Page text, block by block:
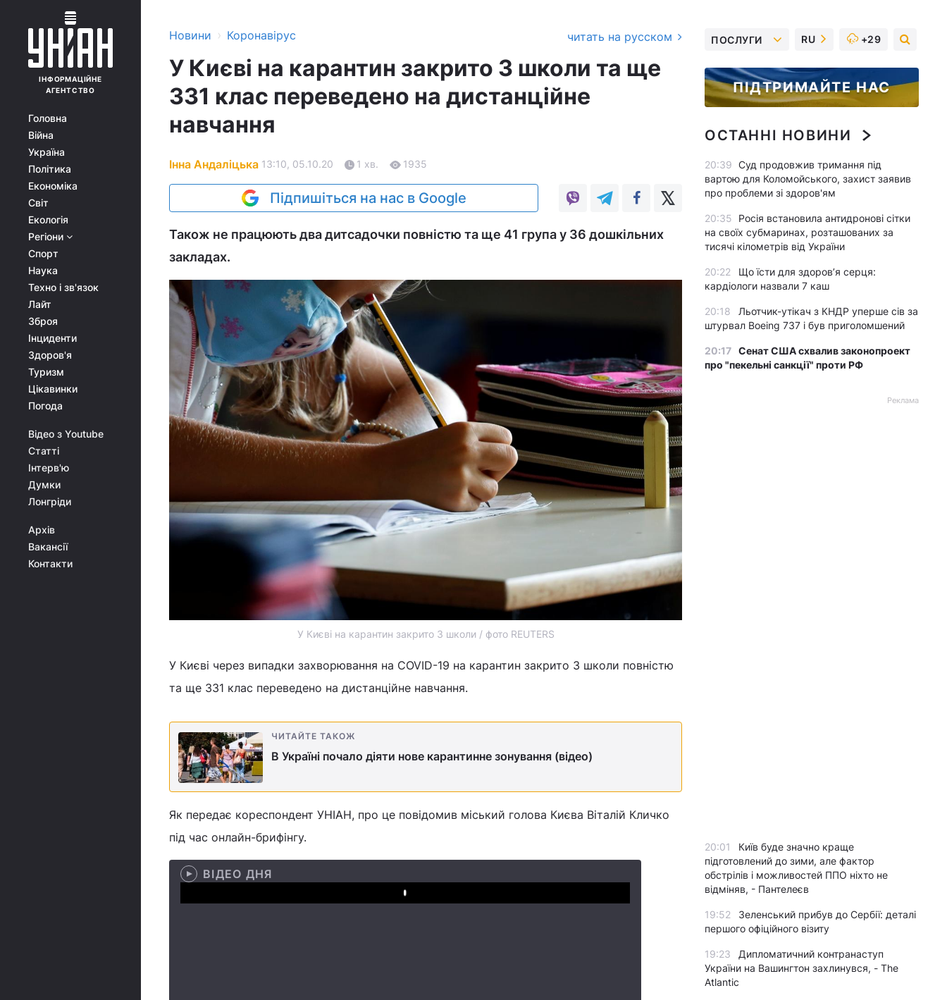
ІНФОРМАЦІЙНЕ
АГЕНТСТВО
Головна
Війна
Україна
Політика
Економіка
Світ
Екологія
Регіони
Спорт
Наука
Техно і зв'язок
Лайт
Зброя
Інциденти
Здоров'я
Туризм
Цікавинки
Погода
Відео з Youtube
Статті
Інтерв'ю
Думки
Лонгріди
Архів
Вакансії
Контакти
Новини › Коронавірус читать на русском
У Києві на карантин закрито 3 школи та ще
331 клас переведено на дистанційне
навчання
Інна Андаліцька 13:10, 05.10.20 1 хв. 1935
Підпишіться на нас в Google
Також не працюють два дитсадочки повністю та ще 41 група у 36 дошкільних
закладах.
У Києві на карантин закрито 3 школи / фото REUTERS
У Києві через випадки захворювання на COVID-19 на карантин закрито 3 школи повністю
та ще 331 клас переведено на дистанційне навчання.
ЧИТАЙТЕ ТАКОЖ
В Україні почало діяти нове карантинне зонування (відео)
Як передає кореспондент УНІАН, про це повідомив міський голова Києва Віталій Кличко
під час онлайн-брифінгу.
ВІДЕО ДНЯ
Play
ПОСЛУГИ RU +29
ПІДТРИМАЙТЕ НАС
ОСТАННІ НОВИНИ
20:39 Суд продовжив тримання під
вартою для Коломойського, захист заявив
про проблеми зі здоров'ям
20:35
Росія встановила антидронові сітки
на своїх субмаринах, розташованих за
тисячі кілометрів від України
20:22
Що їсти для здоров’я серця:
кардіологи назвали 7 каш
20:18
Льотчик-утікач з КНДР уперше сів за
штурвал Boeing 737 і був приголомшений
20:17 Сенат США схвалив законопроект
про "пекельні санкції" проти РФ
Реклама
20:01
Київ буде значно краще
підготовлений до зими, але фактор
обстрілів і можливостей ППО ніхто не
відміняв, - Пантелеєв
19:52
Зеленський прибув до Сербії: деталі
першого офіційного візиту
19:23
Дипломатичний контранаступ
України на Вашингтон захлинувся, - The
Atlantic